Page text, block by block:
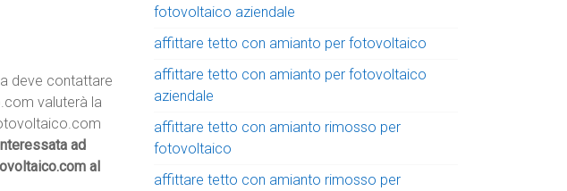
deve contattare
valuterà la
ad
al
fotovoltaico aziendale
affittare tetto con amianto per fotovoltaico
affittare tetto con amianto per fotovoltaico
aziendale
affittare tetto con amianto rimosso per
fotovoltaico
affittare tetto con amianto rimosso per